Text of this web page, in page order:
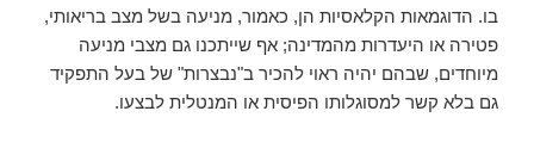
בו. הדוגמאות הקלאסיות הן, כאמור, מניעה בשל מצב בריאותי,
פטירה או היעדרות מהמדינה; אף שייתכנו גם מצבי מניעה
מיוחדים, שבהם יהיה ראוי להכיר ב"נבצרות" של בעל התפקיד
גם בלא קשר למסוגלותו הפיסית או המנטלית לבצעו.